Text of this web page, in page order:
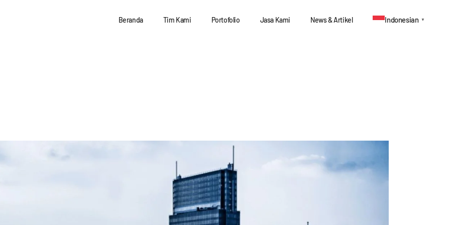
Beranda Tim Kami Portofolio Jasa Kami News & Artikel Indonesian ▼